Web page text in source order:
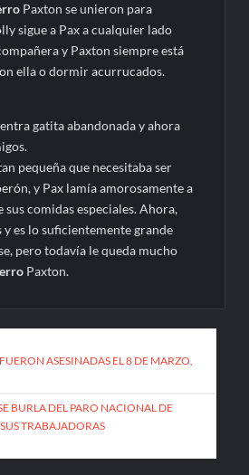
Paxton se unieron para
sigue a Pax a cualquier lado
y Paxton siempre está
ella o dormir acurrucados.
gatita abandonada y ahora
pequeña que necesitaba ser
y Pax lamía amorosamente a
sus comidas especiales. Ahora,
y es lo suficientemente grande
pero todavía le queda mucho
Paxton.
ASESINADAS EL 8 DE MARZO,
BURLA DEL PARO NACIONAL DE
TRABAJADORAS